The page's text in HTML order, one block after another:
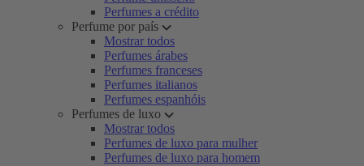
Perfumes a crédito
Perfume por país
Mostrar todos
Perfumes árabes
Perfumes franceses
Perfumes italianos
Perfumes espanhóis
Perfumes de luxo
Mostrar todos
Perfumes de luxo para mulher
Perfumes de luxo para homem